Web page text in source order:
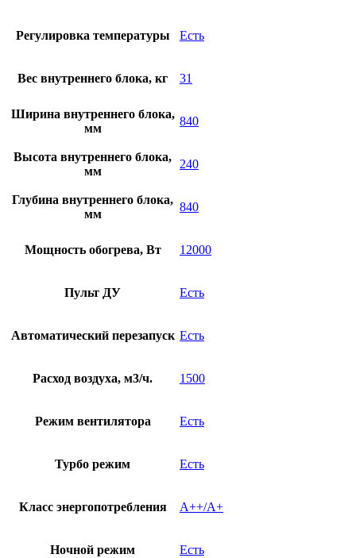
Регулировка температуры Есть
Вес внутреннего блока, кг 31
Ширина внутреннего блока,
мм
840
Высота внутреннего блока,
мм
240
Глубина внутреннего блока,
мм
840
Мощность обогрева, Вт 12000
Пульт ДУ Есть
Автоматический перезапуск Есть
Расход воздуха, м3/ч. 1500
Режим вентилятора Есть
Турбо режим Есть
Класс энергопотребления A++/A+
Ночной режим Есть